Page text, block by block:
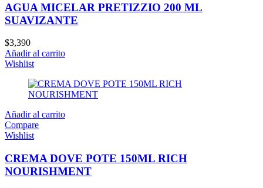
AGUA MICELAR PRETIZZIO 200 ML
SUAVIZANTE
$3,390
Añadir al carrito
Wishlist
Añadir al carrito
Compare
Wishlist
CREMA DOVE POTE 150ML RICH
NOURISHMENT